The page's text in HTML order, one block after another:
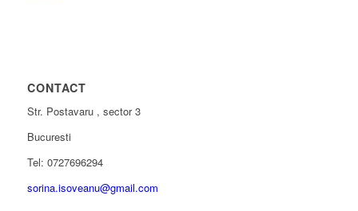
CONTACT
Str. Postavaru , sector 3
Bucuresti
Tel: 0727696294
sorina.isoveanu@gmail.com